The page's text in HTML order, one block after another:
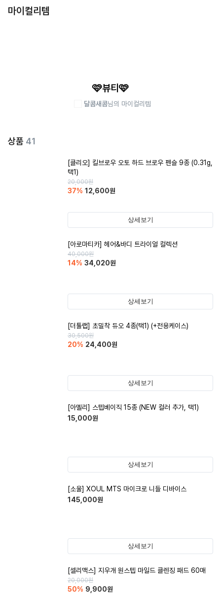
마이컬리템
🩷뷰티🩷
달콤새콤님의 마이컬리템
상품 41
[클리오] 킬브로우 오토 하드 브로우 펜슬 9종 (0.31g,
택1)
20,000원
37% 12,600원
상세보기
[아로마티카] 헤어&바디 트라이얼 컬렉션
40,000원
14% 34,020원
상세보기
[더툴랩] 초밀착 듀오 4종(택1) (+전용케이스)
30,500원
20% 24,400원
상세보기
[아멜리] 스텝베이직 15종 (NEW 컬러 추가, 택1)
15,000원
상세보기
[소울] XOUL MTS 마이크로 니들 디바이스
145,000원
상세보기
[셀리맥스] 지우개 원스텝 마일드 클렌징 패드 60매
20,000원
50% 9,900원